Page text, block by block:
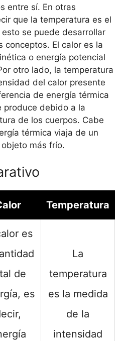
entre sí. En otras
que la temperatura es el
se puede desarrollar
conceptos. El calor es la
o energía potencial
otro lado, la temperatura
del calor presente
de energía térmica
produce debido a la
de los cuerpos. Cabe
térmica viaja de un
más frío.
Temperatura
es
de
es
La
temperatura
es la medida
de la
intensidad